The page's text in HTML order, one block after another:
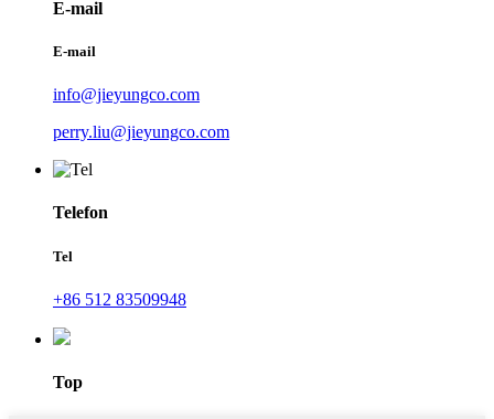
E-mail
E-mail
info@jieyungco.com
perry.liu@jieyungco.com
Telefon
Tel
+86 512 83509948
Top